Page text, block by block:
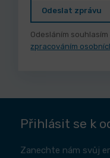
Odeslat zprávu
Odesláním souhlasím
zpracováním
Přihlásit se k
Zanechte nám svůj